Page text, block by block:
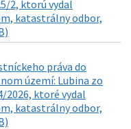
2, ktorú vydal
katastrálny odbor,
práva do
území: Lubina zo
2026, ktoré vydal
katastrálny odbor,